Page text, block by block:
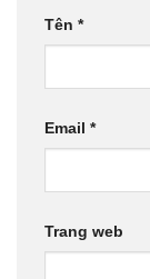
Tên *
Email *
Trang web